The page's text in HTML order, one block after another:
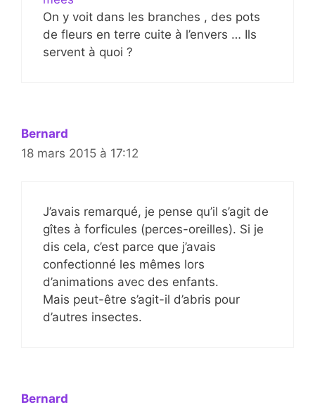
On y voit dans les branches , des pots
de fleurs en terre cuite à l’envers … Ils
servent à quoi ?
Bernard
18 mars 2015 à 17:12
J’avais remarqué, je pense qu’il s’agit de
gîtes à forficules (perces-oreilles). Si je
dis cela, c’est parce que j’avais
confectionné les mêmes lors
d’animations avec des enfants.
Mais peut-être s’agit-il d’abris pour
d’autres insectes.
Bernard